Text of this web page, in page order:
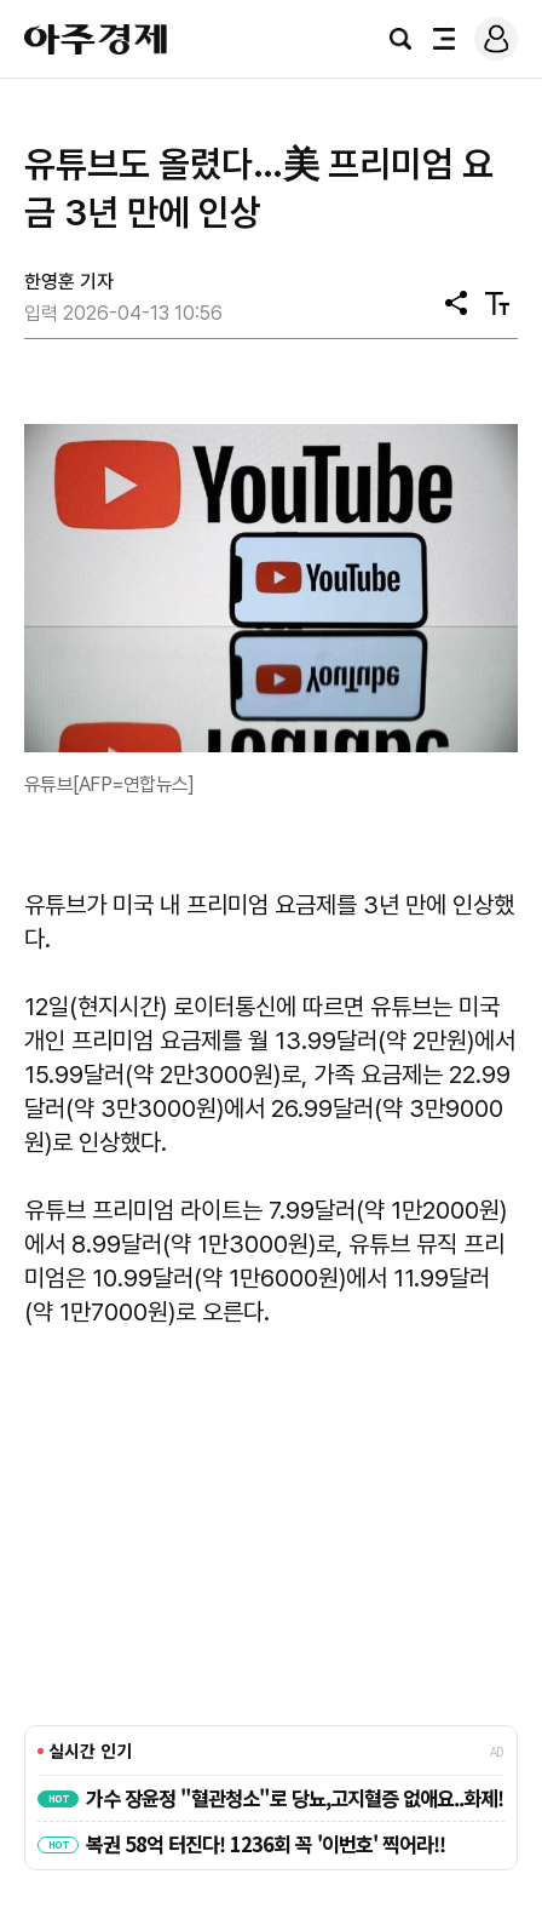
아
주
경
검
전
로
그
유튜브도 올렸다…美 프리미엄 요
금 3년 만에 인상
한영훈 기자
입력 2026-04-13 10:56
공
유
텍
스
유튜브[AFP=연합뉴스]
유튜브가 미국 내 프리미엄 요금제를 3년 만에 인상했
다.
12일(현지시간) 로이터통신에 따르면 유튜브는 미국
개인 프리미엄 요금제를 월 13.99달러(약 2만원)에서
15.99달러(약 2만3000원)로, 가족 요금제는 22.99
달러(약 3만3000원)에서 26.99달러(약 3만9000
원)로 인상했다.
유튜브 프리미엄 라이트는 7.99달러(약 1만2000원)
에서 8.99달러(약 1만3000원)로, 유튜브 뮤직 프리
미엄은 10.99달러(약 1만6000원)에서 11.99달러
(약 1만7000원)로 오른다.